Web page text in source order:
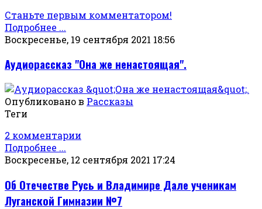
Станьте первым комментатором!
Подробнее ...
Воскресенье, 19 сентября 2021 18:56
Аудиорассказ "Она же ненастоящая".
Опубликовано в Рассказы
Теги
2 комментарии
Подробнее ...
Воскресенье, 12 сентября 2021 17:24
Об Отечестве Русь и Владимире Дале ученикам
Луганской Гимназии №7